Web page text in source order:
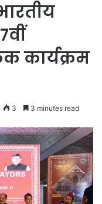
कार्यक्रम
3 3 minutes read